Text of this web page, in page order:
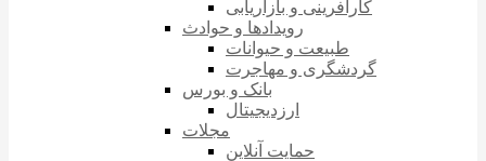
کارآفرینی و بازاریابی
رویدادها و حوادث
طبیعت و حیوانات
گردشگری و مهاجرت
بانک و بورس
ارزدیجیتال
مجلات
حمایت آنلاین